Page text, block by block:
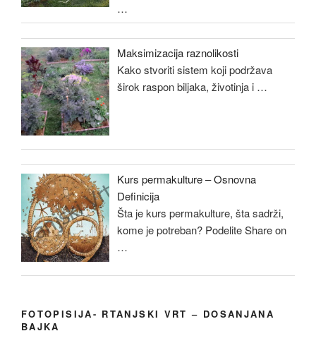
…
Maksimizacija raznolikosti
Kako stvoriti sistem koji podržava
širok raspon biljaka, životinja i …
Kurs permakulture – Osnovna
Definicija
Šta je kurs permakulture, šta sadrži,
kome je potreban? Podelite Share on
…
FOTOPISIJA- RTANJSKI VRT – DOSANJANA
BAJKA